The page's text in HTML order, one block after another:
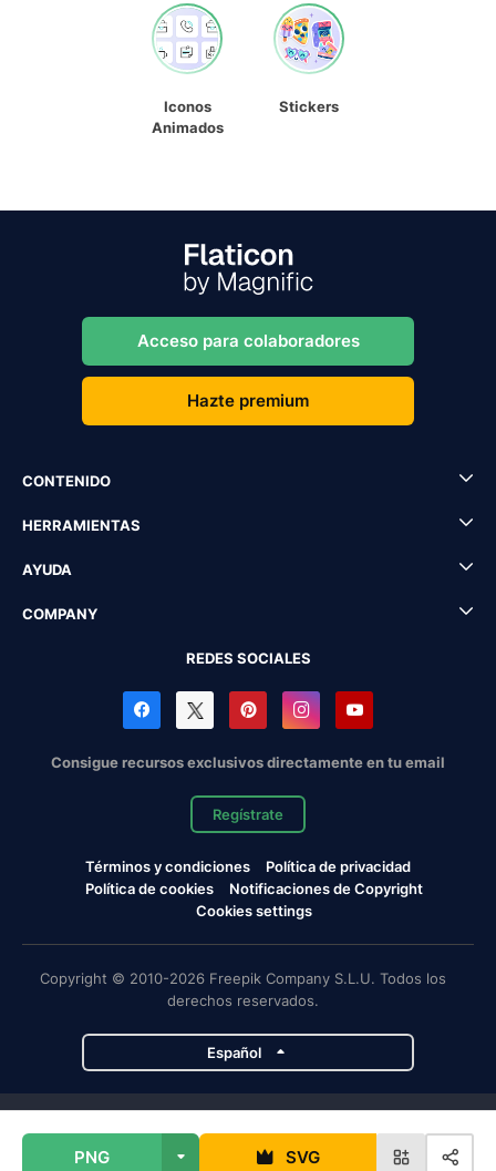
PNG SVG
Iconos
Animados
Stickers
Acceso para colaboradores
Hazte premium
CONTENIDO
HERRAMIENTAS
AYUDA
COMPANY
REDES SOCIALES
Consigue recursos exclusivos directamente en tu email
Regístrate
Términos y condiciones
Política de privacidad
Política de cookies
Notificaciones de Copyright
Cookies settings
Copyright © 2010-2026 Freepik Company S.L.U. Todos los
derechos reservados.
Español